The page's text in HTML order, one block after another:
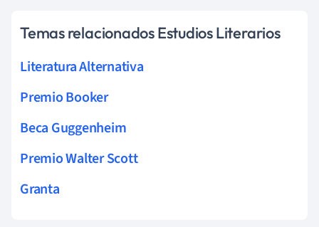
Temas relacionados Estudios Literarios
Literatura Alternativa
Premio Booker
Beca Guggenheim
Premio Walter Scott
Granta